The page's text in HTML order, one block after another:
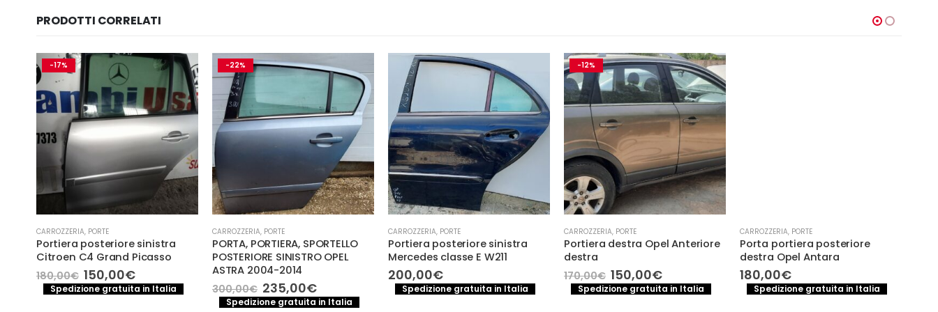
PRODOTTI CORRELATI
-17%
CARROZZERIA, PORTE
Portiera posteriore sinistra
Citroen C4 Grand Picasso
180,00€ Il
prezzo
originale
150,00€Il
prezzo
attuale
Spedizione gratuita in Italia
-22%
CARROZZERIA, PORTE
PORTA, PORTIERA, SPORTELLO
POSTERIORE SINISTRO OPEL
ASTRA 2004-2014
300,00€ Il
prezzo
235,00€Il
prezzo
Spedizione gratuita in Italia
CARROZZERIA, PORTE
Portiera posteriore sinistra
Mercedes classe E W211
200,00€
Spedizione gratuita in Italia
-12%
CARROZZERIA, PORTE
Portiera destra Opel Anteriore
destra
170,00€ Il
prezzo
originale
150,00€Il
prezzo
attuale
Spedizione gratuita in Italia
CARROZZERIA, PORTE
Porta portiera posteriore
destra Opel Antara
180,00€
Spedizione gratuita in Italia